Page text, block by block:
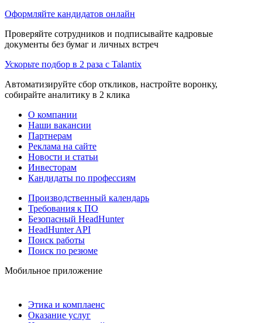
Оформляйте кандидатов онлайн
Проверяйте сотрудников и подписывайте кадровые
документы без бумаг и личных встреч
Ускорьте подбор в 2 раза с Talantix
Автоматизируйте сбор откликов, настройте воронку,
собирайте аналитику в 2 клика
О компании
Наши вакансии
Партнерам
Реклама на сайте
Новости и статьи
Инвесторам
Кандидаты по профессиям
Производственный календарь
Требования к ПО
Безопасный HeadHunter
HeadHunter API
Поиск работы
Поиск по резюме
Мобильное приложение
Этика и комплаенс
Оказание услуг